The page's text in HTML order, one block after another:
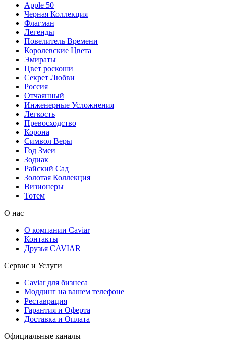
Apple 50
Черная Коллекция
Флагман
Легенды
Повелитель Времени
Королевские Цвета
Эмираты
Цвет роскоши
Секрет Любви
Россия
Отчаянный
Инженерные Усложнения
Легкость
Превосходство
Корона
Символ Веры
Год Змеи
Зодиак
Райский Сад
Золотая Коллекция
Визионеры
Тотем
О нас
О компании Caviar
Контакты
Друзья CAVIAR
Сервис и Услуги
Caviar для бизнеса
Моддинг на вашем телефоне
Реставрация
Гарантия и Оферта
Доставка и Оплата
Официальные каналы